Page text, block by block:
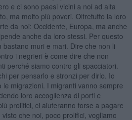
e ci sono paesi vicini a noi ad alta
ma molto più poveri. Oltretutto la loro
da noi: Occidente, Europa, ma anche
anche da loro stessi. Per questo
muri e mari. Dire che non li
i negrieri è come dire che non
perché siamo contro gli spacciatori.
per pensarlo e stronzi per dirlo. Io
migrazioni. I migranti vanno sempre
loro accoglienza di porti e
prolifici, ci aiuteranno forse a pagare
che noi, poco prolifici, vogliamo